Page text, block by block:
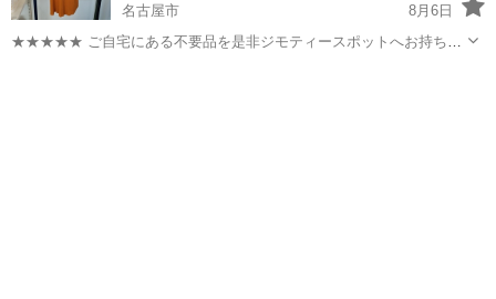
名古屋市
8月6日
★★★★★ ご自宅にある不要品を是非ジモティースポットへお持ち込